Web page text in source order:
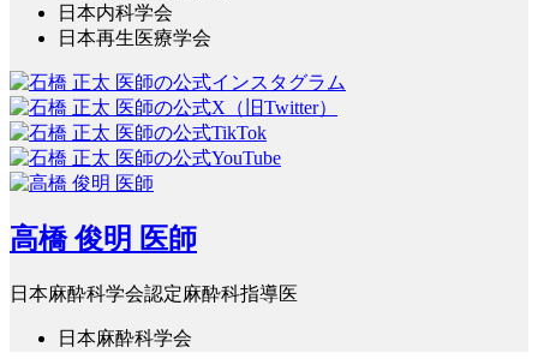
日本内科学会
日本再生医療学会
高橋 俊明 医師
日本麻酔科学会認定麻酔科指導医
日本麻酔科学会